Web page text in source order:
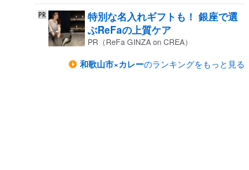
特別な名入れギフトも！ 銀座で選
ぶReFaの上質ケア
PR（ReFa GINZA on CREA）
和歌山市×カレーのランキングをもっと見る